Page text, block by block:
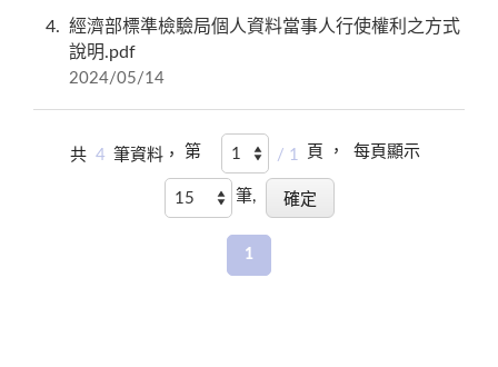
4
經濟部標準檢驗局個人資料當事人行使權利之方式
說明.pdf
2024/05/14
共 4 筆資料， 第 / 1 頁 ， 每頁顯示
筆,
1